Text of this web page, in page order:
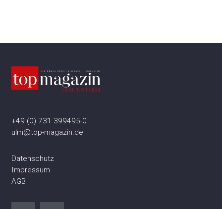
+49 (0) 731 399495-0
ulm@top-magazin.de
Datenschutz
Impressum
AGB